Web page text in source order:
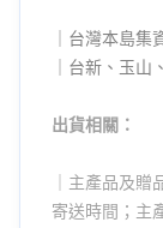
｜台灣本島
｜台新、玉
出貨相關：
｜主產品及
寄送時間；主